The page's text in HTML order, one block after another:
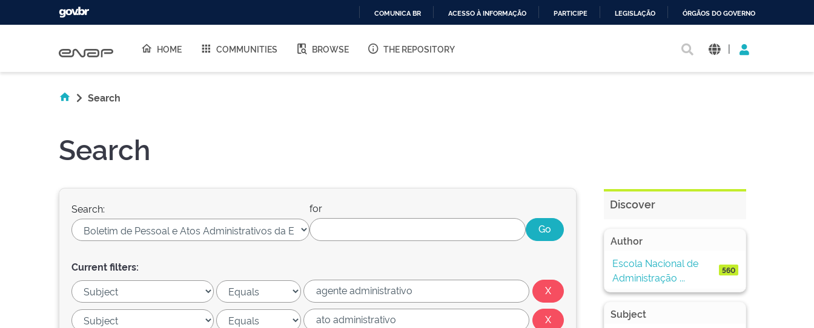
O
COMUNICA BR ACESSO À INFORMAÇÃO PARTICIPE LEGISLAÇÃO ÓRGÃOS DO GOVERNO
HOME COMMUNITIES BROWSE THE REPOSITORY |
Search
Search
Search: for
Current filters:
Discover
Author
Escola Nacional de
Administração ...
560
Subject